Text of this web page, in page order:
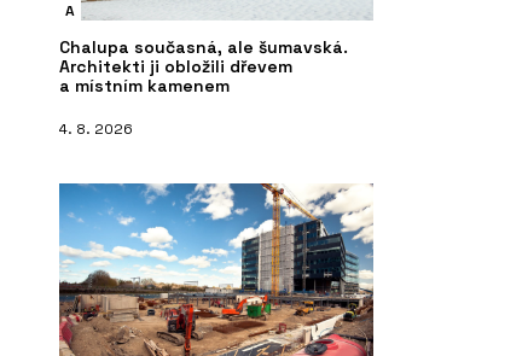
A
Chalupa současná, ale šumavská.
Architekti ji obložili dřevem
a místním kamenem
4. 8. 2026